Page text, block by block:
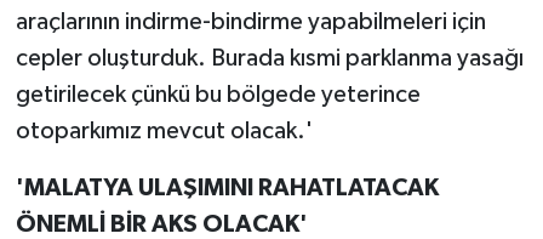
araçlarının indirme-bindirme yapabilmeleri için
cepler oluşturduk. Burada kısmi parklanma yasağı
getirilecek çünkü bu bölgede yeterince
otoparkımız mevcut olacak.'
'MALATYA ULAŞIMINI RAHATLATACAK
ÖNEMLİ BİR AKS OLACAK'